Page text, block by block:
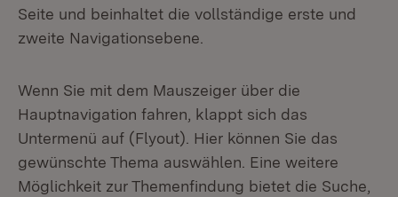
Seite und beinhaltet die vollständige erste und
zweite Navigationsebene.
Wenn Sie mit dem Mauszeiger über die
Hauptnavigation fahren, klappt sich das
Untermenü auf (Flyout). Hier können Sie das
gewünschte Thema auswählen. Eine weitere
Möglichkeit zur Themenfindung bietet die Suche,